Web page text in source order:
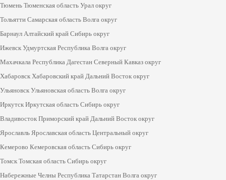
Тюмень Тюменская область Урал округ
Тольятти Самарская область Волга округ
Барнаул Алтайский край Сибирь округ
Ижевск Удмуртская Республика Волга округ
Махачкала Республика Дагестан Северный Кавказ округ
Хабаровск Хабаровский край Дальний Восток округ
Ульяновск Ульяновская область Волга округ
Иркутск Иркутская область Сибирь округ
Владивосток Приморский край Дальний Восток округ
Ярославль Ярославская область Центральный округ
Кемерово Кемеровская область Сибирь округ
Томск Томская область Сибирь округ
Набережные Челны Республика Татарстан Волга округ